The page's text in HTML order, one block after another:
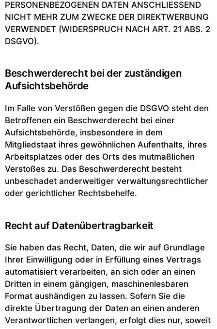
PERSONENBEZOGENEN DATEN ANSCHLIESSEND
NICHT MEHR ZUM ZWECKE DER DIREKTWERBUNG
VERWENDET (WIDERSPRUCH NACH ART. 21 ABS. 2
DSGVO).
Beschwerde­recht bei der zuständigen
Aufsichts­behörde
Im Falle von Verstößen gegen die DSGVO steht den
Betroffenen ein Beschwerderecht bei einer
Aufsichtsbehörde, insbesondere in dem
Mitgliedstaat ihres gewöhnlichen Aufenthalts, ihres
Arbeitsplatzes oder des Orts des mutmaßlichen
Verstoßes zu. Das Beschwerderecht besteht
unbeschadet anderweitiger verwaltungsrechtlicher
oder gerichtlicher Rechtsbehelfe.
Recht auf Daten­übertrag­barkeit
Sie haben das Recht, Daten, die wir auf Grundlage
Ihrer Einwilligung oder in Erfüllung eines Vertrags
automatisiert verarbeiten, an sich oder an einen
Dritten in einem gängigen, maschinenlesbaren
Format aushändigen zu lassen. Sofern Sie die
direkte Übertragung der Daten an einen anderen
Verantwortlichen verlangen, erfolgt dies nur, soweit